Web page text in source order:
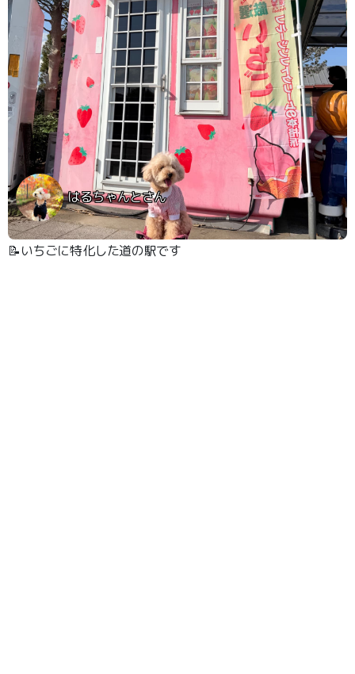
はるちゃんとさん
📝いちごに特化した道の駅です